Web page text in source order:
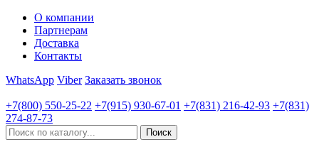
О компании
Партнерам
Доставка
Контакты
WhatsApp Viber Заказать звонок
+7(800) 550-25-22 +7(915) 930-67-01 +7(831) 216-42-93 +7(831)
274-87-73